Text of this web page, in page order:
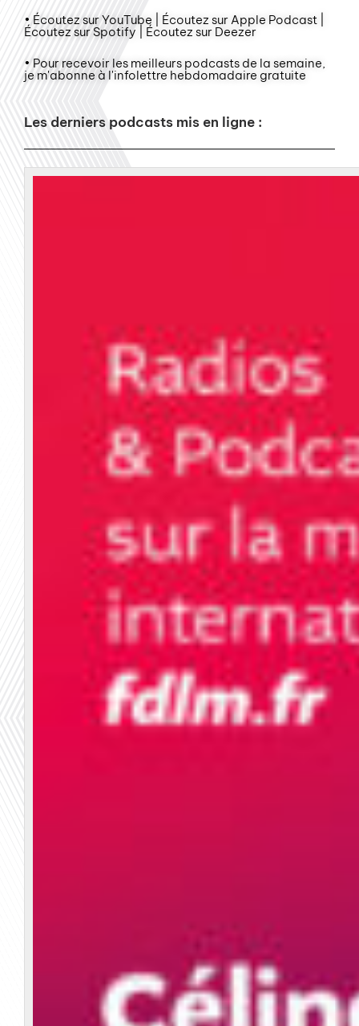
• Écoutez sur YouTube | Écoutez sur Apple Podcast |
Écoutez sur Spotify | Écoutez sur Deezer
• Pour recevoir les meilleurs podcasts de la semaine,
je m'abonne à l'infolettre hebdomadaire gratuite
Les derniers podcasts mis en ligne :